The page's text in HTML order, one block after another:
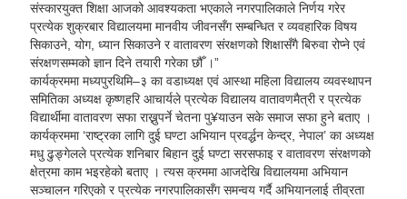
संस्कारयुक्त शिक्षा आजको आवश्यकता भएकाले नगरपालिकाले निर्णय गरेर
प्रत्येक शुक्रबार विद्यालयमा मानवीय जीवनसँग सम्बन्धित र व्यवहारिक विषय
सिकाउने, योग, ध्यान सिकाउने र वातावरण संरक्षणको शिक्षासँगै बिरुवा रोप्ने एवं
संरक्षणसम्मको ज्ञान दिने तयारी गरेका छौँ ।”
कार्यक्रममा मध्यपुरथिमि–३ का वडाध्यक्ष एवं आस्था महिला विद्यालय व्यवस्थापन
समितिका अध्यक्ष कृष्णहरि आचार्यले प्रत्येक विद्यालय वातावणमैत्री र प्रत्येक
विद्यार्थीमा वातावरण सफा राख्नुपर्ने चेतना पु¥याउन सके समाज सफा हुने बताए ।
कार्यक्रममा ‘राष्ट्रका लागि दुई घण्टा अभियान प्रवर्द्धन केन्द्र, नेपाल’ का अध्यक्ष
मधु ढुङ्गेलले प्रत्येक शनिबार बिहान दुई घण्टा सरसफाइ र वातावरण संरक्षणको
क्षेत्रमा काम भइरहेको बताए । त्यस क्रममा आजदेखि विद्यालयमा अभियान
सञ्चालन गरिएको र प्रत्येक नगरपालिकासँग समन्वय गर्दै अभियानलाई तीव्रता